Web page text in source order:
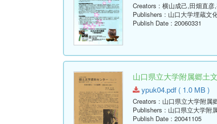
Creators : 横山成己,田畑直
Publishers : 山口大学埋蔵文
Publish Date : 20060331
山口県立大学附属郷土
ypuk04.pdf ( 1.0 MB )
Creators : 山口県立大学附属
Publishers : 山口県立大学附
Publish Date : 20041105